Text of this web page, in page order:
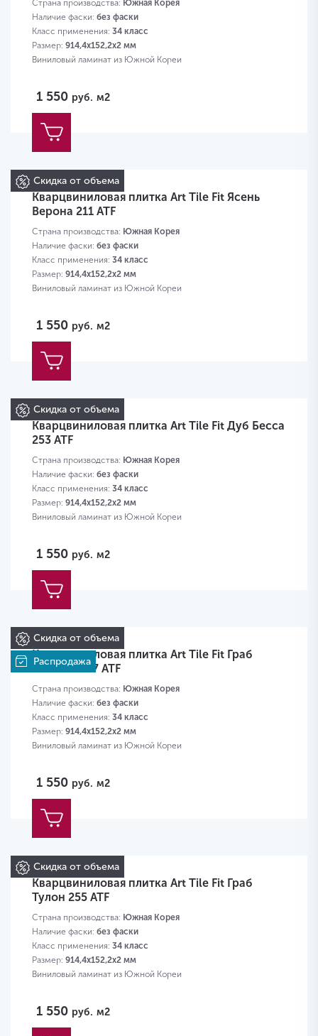
Страна производства: Южная Корея
Наличие фаски: без фаски
Класс применения: 34 класс
Размер: 914,4х152,2х2 мм
Виниловый ламинат из Южной Кореи
1 550 руб. м2
Скидка от объема
Кварцвиниловая плитка Art Tile Fit Ясень
Верона 211 ATF
Страна производства: Южная Корея
Наличие фаски: без фаски
Класс применения: 34 класс
Размер: 914,4х152,2х2 мм
Виниловый ламинат из Южной Кореи
1 550 руб. м2
Скидка от объема
Кварцвиниловая плитка Art Tile Fit Дуб Бесса
253 ATF
Страна производства: Южная Корея
Наличие фаски: без фаски
Класс применения: 34 класс
Размер: 914,4х152,2х2 мм
Виниловый ламинат из Южной Кореи
1 550 руб. м2
Скидка от объема
Распродажа
Кварцвиниловая плитка Art Tile Fit Граб
Мишель 257 ATF
Страна производства: Южная Корея
Наличие фаски: без фаски
Класс применения: 34 класс
Размер: 914,4х152,2х2 мм
Виниловый ламинат из Южной Кореи
1 550 руб. м2
Скидка от объема
Кварцвиниловая плитка Art Tile Fit Граб
Тулон 255 ATF
Страна производства: Южная Корея
Наличие фаски: без фаски
Класс применения: 34 класс
Размер: 914,4х152,2х2 мм
Виниловый ламинат из Южной Кореи
1 550 руб. м2